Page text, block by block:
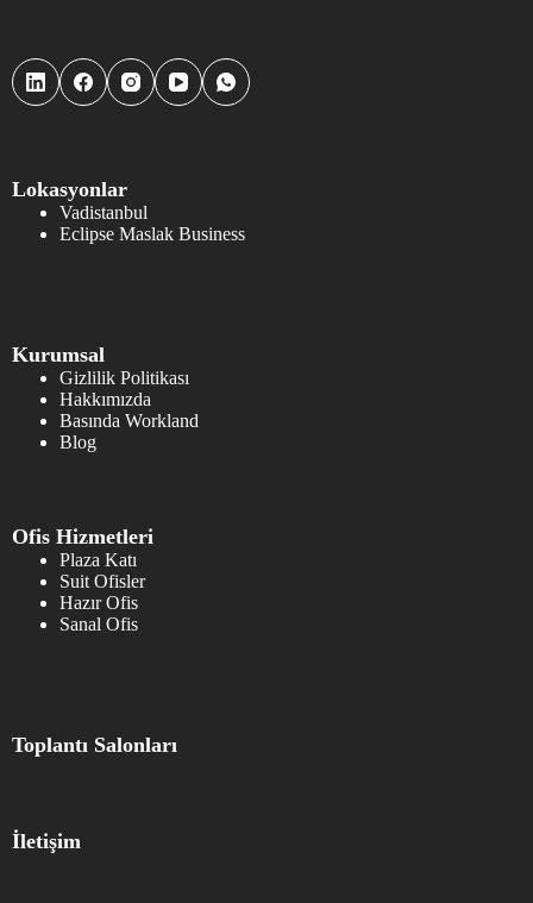
Lokasyonlar
Vadistanbul
Eclipse Maslak Business
Kurumsal
Gizlilik Politikası
Hakkımızda
Basında Workland
Blog
Ofis Hizmetleri
Plaza Katı
Suit Ofisler
Hazır Ofis
Sanal Ofis
Toplantı Salonları
İletişim